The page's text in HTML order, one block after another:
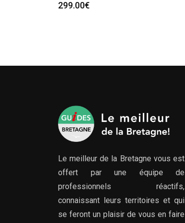
299.00€
Le meilleur de la Bretagne vous est
offert par une équipe de
professionnels réactifs,
connaissant leurs territoires et qui
se feront un plaisir de vous en faire